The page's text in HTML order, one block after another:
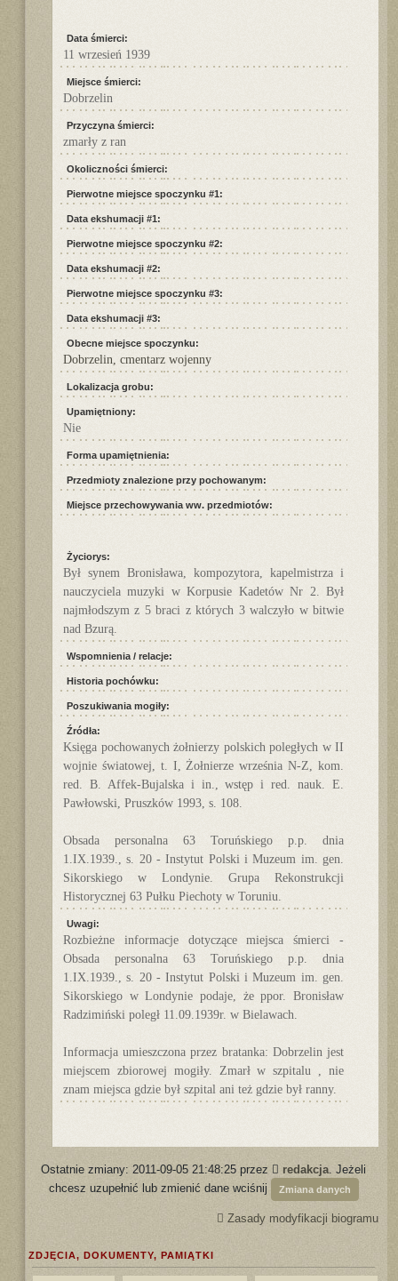
Data śmierci:
11 wrzesień 1939
Miejsce śmierci:
Dobrzelin
Przyczyna śmierci:
zmarły z ran
Okoliczności śmierci:
Pierwotne miejsce spoczynku #1:
Data ekshumacji #1:
Pierwotne miejsce spoczynku #2:
Data ekshumacji #2:
Pierwotne miejsce spoczynku #3:
Data ekshumacji #3:
Obecne miejsce spoczynku:
Dobrzelin, cmentarz wojenny
Lokalizacja grobu:
Upamiętniony:
Nie
Forma upamiętnienia:
Przedmioty znalezione przy pochowanym:
Miejsce przechowywania ww. przedmiotów:
Życiorys:
Był synem Bronisława, kompozytora, kapelmistrza i
nauczyciela muzyki w Korpusie Kadetów Nr 2. Był
najmłodszym z 5 braci z których 3 walczyło w bitwie
nad Bzurą.
Wspomnienia / relacje:
Historia pochówku:
Poszukiwania mogiły:
Źródła:
Księga pochowanych żołnierzy polskich poległych w II
wojnie światowej, t. I, Żołnierze września N-Z, kom.
red. B. Affek-Bujalska i in., wstęp i red. nauk. E.
Pawłowski, Pruszków 1993, s. 108.
Obsada personalna 63 Toruńskiego p.p. dnia
1.IX.1939., s. 20 - Instytut Polski i Muzeum im. gen.
Sikorskiego w Londynie. Grupa Rekonstrukcji
Historycznej 63 Pułku Piechoty w Toruniu.
Uwagi:
Rozbieżne informacje dotyczące miejsca śmierci -
Obsada personalna 63 Toruńskiego p.p. dnia
1.IX.1939., s. 20 - Instytut Polski i Muzeum im. gen.
Sikorskiego w Londynie podaje, że ppor. Bronisław
Radzimiński poległ 11.09.1939r. w Bielawach.
Informacja umieszczona przez bratanka: Dobrzelin jest
miejscem zbiorowej mogiły. Zmarł w szpitalu , nie
znam miejsca gdzie był szpital ani też gdzie był ranny.
Ostatnie zmiany: 2011-09-05 21:48:25 przez redakcja. Jeżeli
chcesz uzupełnić lub zmienić dane wciśnij
Zmiana danych
Zasady modyfikacji biogramu
ZDJĘCIA, DOKUMENTY, PAMIĄTKI